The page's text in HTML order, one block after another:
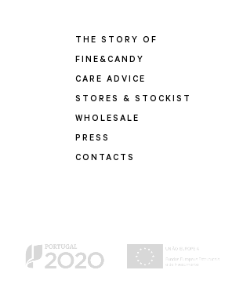
THE STORY OF
FINE&CANDY
CARE ADVICE
STORES & STOCKIST
WHOLESALE
PRESS
CONTACTS